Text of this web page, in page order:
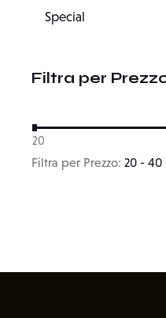
Special
Filtra per
20
Filtra per Prezzo: 20 - 40